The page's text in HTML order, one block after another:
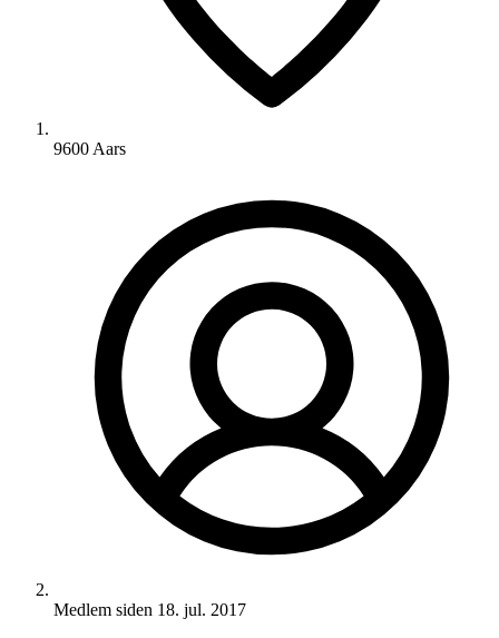
9600 Aars
Medlem siden 18. jul. 2017